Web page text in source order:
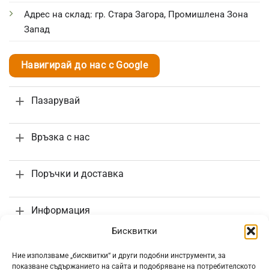
Бисквитки
Ние използваме „бисквитки“ и други подобни инструменти, за
показване съдържанието на сайта и подобряване на потребителското
Адрес на склад: гр. Стара Загора, Промишлена Зона
Запад
Навигирай до нас с Google
Пазарувай
Връзка с нас
Поръчки и доставка
Информация